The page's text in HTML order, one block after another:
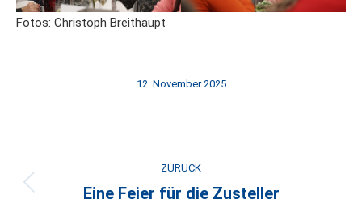
Fotos: Christoph Breithaupt
12. November 2025
Kommentarnavigation
ZURÜCK
Vorheriger
Eine Feier für die Zusteller